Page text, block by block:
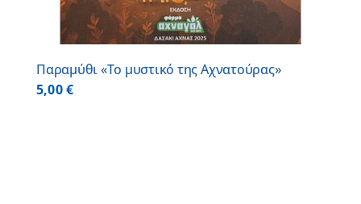
Παραμύθι «Το μυστικό της Αχνατούρας»
5,00€